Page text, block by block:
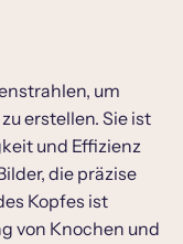
um
erstellen. Sie ist
und Effizienz
die präzise
Kopfes ist
von Knochen und